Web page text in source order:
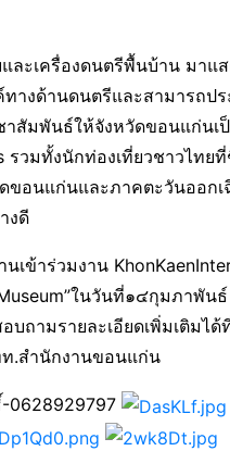
ละเครื่องดนตรีพื้นบ้าน มาแ
างด้านดนตรีและสามารถป
าสัมพันธ์ให้จังหวัดขอนแก่นเ
รวมทั้งนักท่องเที่ยวชาวไทย
ขอนแก่นและภาคตะวันออกเ
งดี
ข้าร่วมงาน
ในวันที่๑๔กุมภาพั
ถามรายละเอียดเพิ่มเติมได้
.สำนักงานขอนแก่น
0628929797